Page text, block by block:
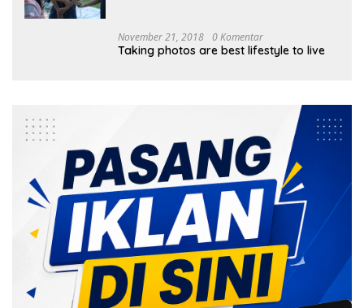
November 21, 2018 0 Komentar
Taking photos are best lifestyle to live